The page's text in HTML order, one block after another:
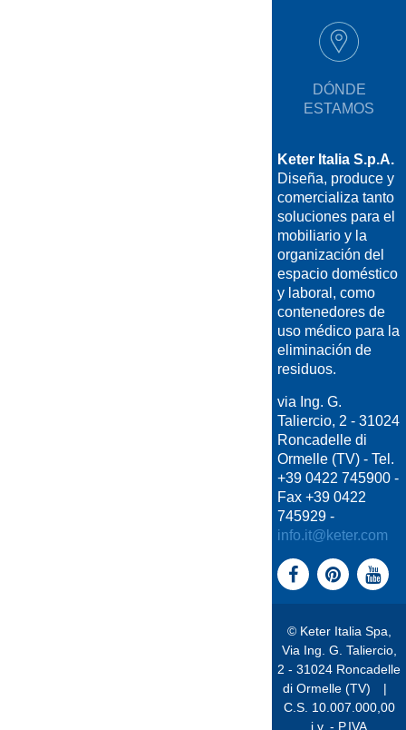
DÓNDE
ESTAMOS
Keter Italia S.p.A.
Diseña, produce y
comercializa tanto
soluciones para el
mobiliario y la
organización del
espacio doméstico
y laboral, como
contenedores de
uso médico para la
eliminación de
residuos.
via Ing. G.
Taliercio, 2 - 31024
Roncadelle di
Ormelle (TV) - Tel.
+39 0422 745900 -
Fax +39 0422
745929 -
info.it@keter.com
© Keter Italia Spa,
Via Ing. G. Taliercio,
2 - 31024 Roncadelle
di Ormelle (TV)
|
C.S. 10.007.000,00
i.v. - P.IVA